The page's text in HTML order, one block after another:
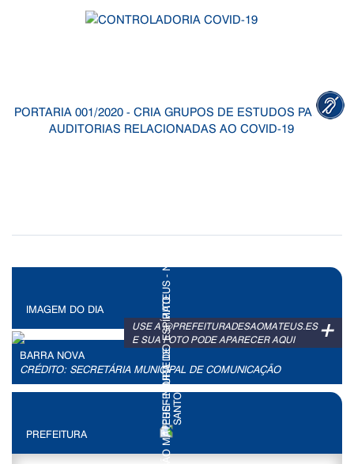
PORTARIA 001/2020 - CRIA GRUPOS DE ESTUDOS PARA
AUDITORIAS RELACIONADAS AO COVID-19
IMAGEM DO DIA
+
USE A @PREFEITURADESAOMATEUS.ES
E SUA FOTO PODE APARECER AQUI
BARRA NOVA
CRÉDITO: SECRETÁRIA MUNICIPAL DE COMUNICAÇÃO
PREFEITURA